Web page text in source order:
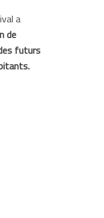
a
de
futurs